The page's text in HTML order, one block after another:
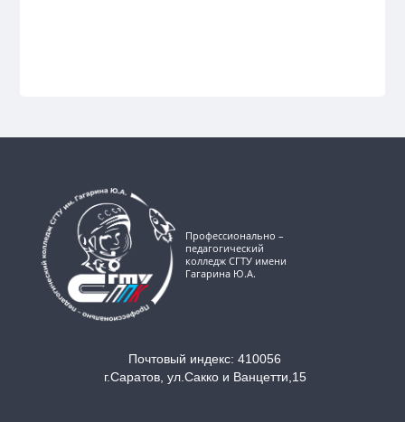
Профессионально –
педагогический
колледж СГТУ имени
Гагарина Ю.А.
Почтовый индекс: 410056
г.Саратов, ул.Сакко и Ванцетти,15